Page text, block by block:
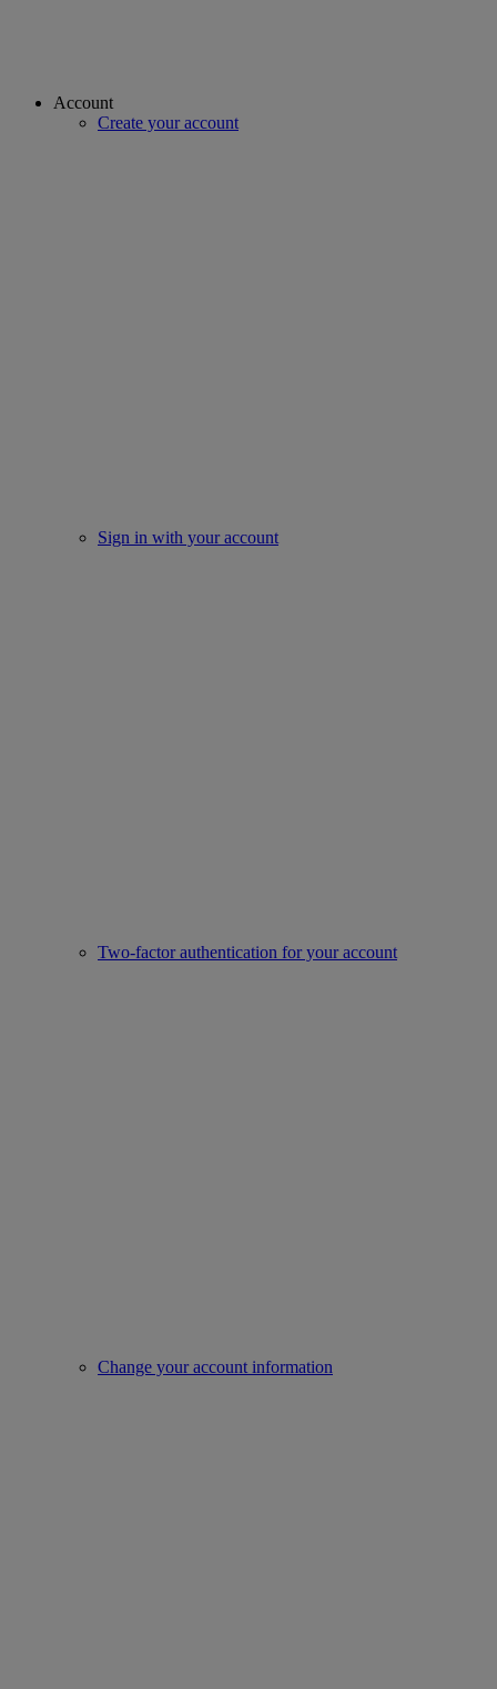
Account
Create your account
Sign in with your account
Two-factor authentication for your account
Change your account information